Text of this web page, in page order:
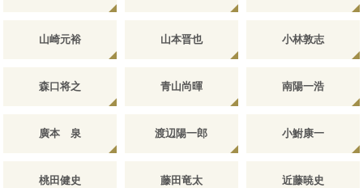
山崎元裕 山本晋也 小林敦志
森口将之 青山尚暉 南陽一浩
廣本 泉 渡辺陽一郎 小鮒康一
桃田健史 藤田竜太 近藤暁史